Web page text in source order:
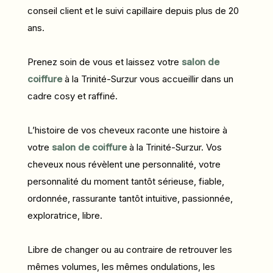
conseil client et le suivi capillaire depuis plus de 20
ans.
Prenez soin de vous et laissez votre salon de
coiffureà la Trinité-Surzur vous accueillir dans un
cadre cosy et raffiné.
L’histoire de vos cheveux raconte une histoire à
votre salon de coiffureà la Trinité-Surzur. Vos
cheveux nous révèlent une personnalité, votre
personnalité du moment tantôt sérieuse, fiable,
ordonnée, rassurante tantôt intuitive, passionnée,
exploratrice, libre.
Libre de changer ou au contraire de retrouver les
mêmes volumes, les mêmes ondulations, les